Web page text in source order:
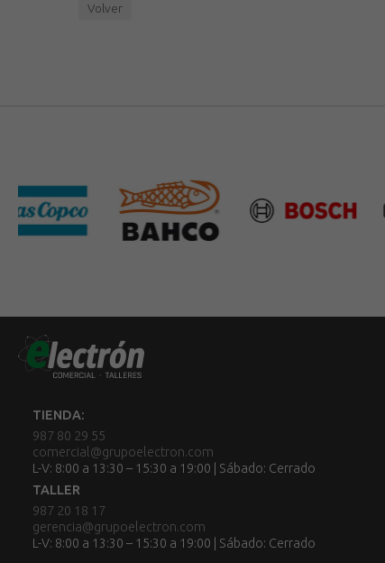
Volver
TIENDA:
987 80 29 55
comercial@grupoelectron.com
L-V: 8:00 a 13:30 – 15:30 a 19:00 | Sábado: Cerrado
TALLER
987 20 18 17
gerencia@grupoelectron.com
L-V: 8:00 a 13:30 – 15:30 a 19:00 | Sábado: Cerrado